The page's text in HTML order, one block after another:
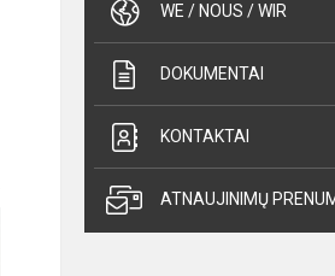
WE / NOUS / WIR
DOKUMENTAI
KONTAKTAI
ATNAUJINIMŲ